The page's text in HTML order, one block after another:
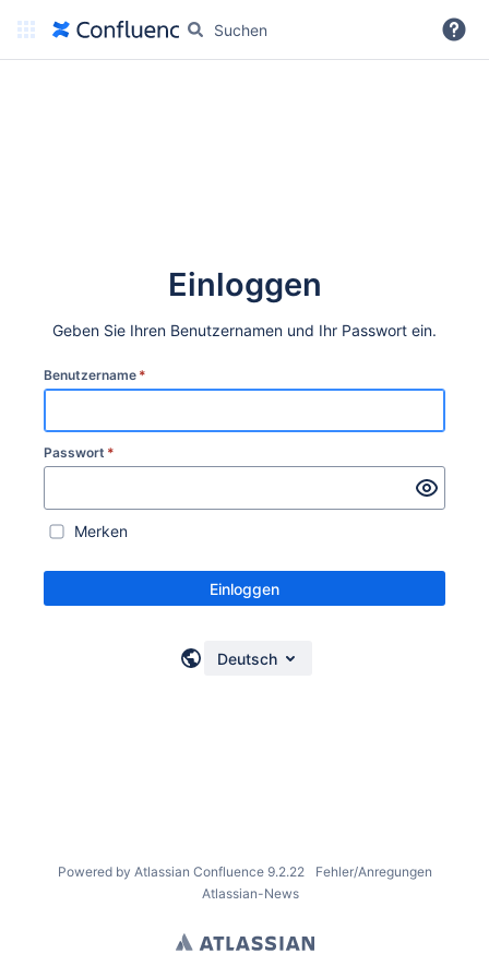
Weitere Informationen
Einloggen
Geben Sie Ihren Benutzernamen und Ihr Passwort ein.
Benutzername *
Passwort *
Merken
Einloggen
Deutsch
Powered by Atlassian Confluence 9.2.22
Fehler/Anregungen
Atlassian-News